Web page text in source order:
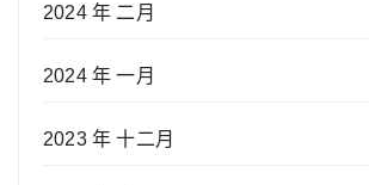
2024 年 二月
2024 年 一月
2023 年 十二月